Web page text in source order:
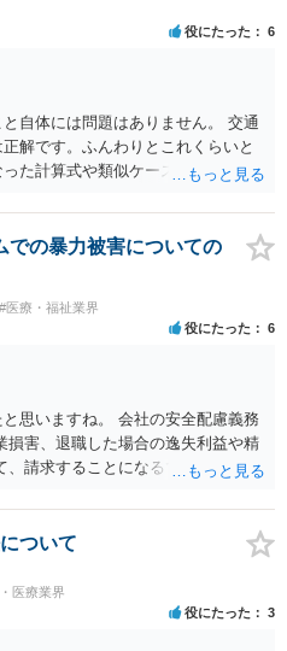
役にたった 6
自体には問題はありません。 交通
解です。ふんわりとこれくらいと
た計算式や類似ケースでの裁判所
の故意や過失がないと思われるケ
る程度の減額等があることはやむを
提示があまりにも低額であった場合
されるべきかと思います。 弁護士
また現時点でのアドバイス等をも
談されておいても良いかも知れま
での暴力被害についての
#医療・福祉業界
役にたった 6
思いますね。 会社の安全配慮義務
害、退職した場合の逸失利益や精
請求することになるでしょう。 傷
ついて
医療業界
役にたった 3